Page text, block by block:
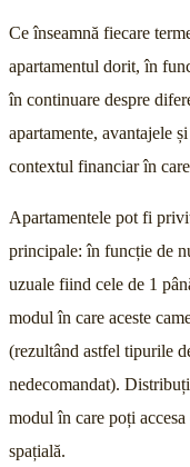
Ce înseamnă fiecare
apartamentul dorit, în
în continuare despre
apartamente, avantajele
contextul financiar în
Apartamentele pot fi
principale: în funcție de
uzuale fiind cele de 1
modul în care aceste
(rezultând astfel tipurile
nedecomandat).
modul în care poți
spațială.